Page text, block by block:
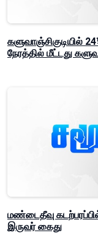
களுவாஞ்சிகுடியில்
நேரத்தில் மீட்டது
மண்டைதீவு
இருவர் கைது